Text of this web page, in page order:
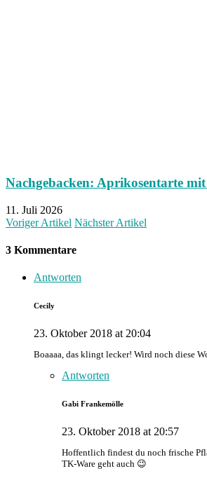
Nachgebacken: Aprikosentarte
11. Juli 2026
Voriger Artikel Nächster Artikel
3 Kommentare
Antworten
Cecily
23. Oktober 2018 at 20:04
Boaaaa, das klingt lecker! Wird noch diese
Antworten
Gabi Frankemölle
23. Oktober 2018 at 20:57
Hoffentlich findest du noch frische
TK-Ware geht auch 😉